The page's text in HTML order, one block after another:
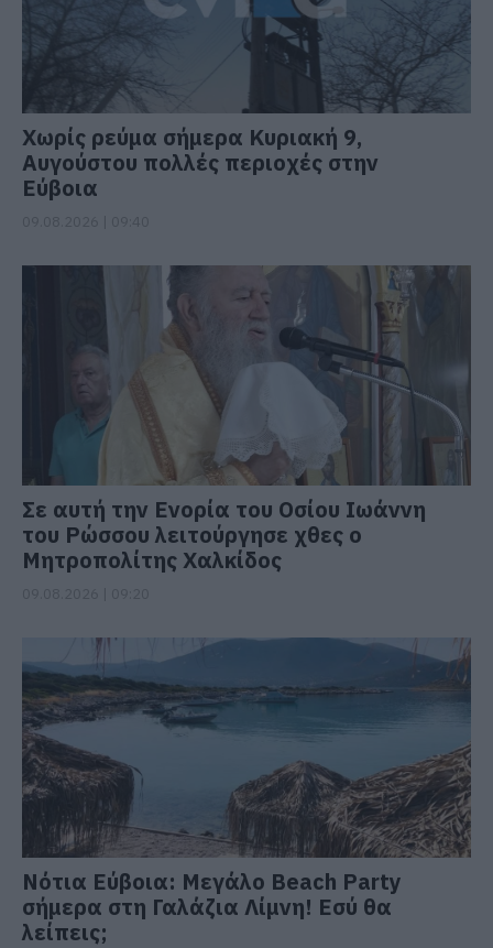
Χωρίς ρεύμα σήμερα Κυριακή 9,
Αυγούστου πολλές περιοχές στην
Εύβοια
Σε αυτή την Ενορία του Οσίου Ιωάννη
του Ρώσσου λειτούργησε χθες ο
Μητροπολίτης Χαλκίδος
Νότια Εύβοια: Μεγάλο Beach Party
σήμερα στη Γαλάζια Λίμνη! Εσύ θα
λείπεις;